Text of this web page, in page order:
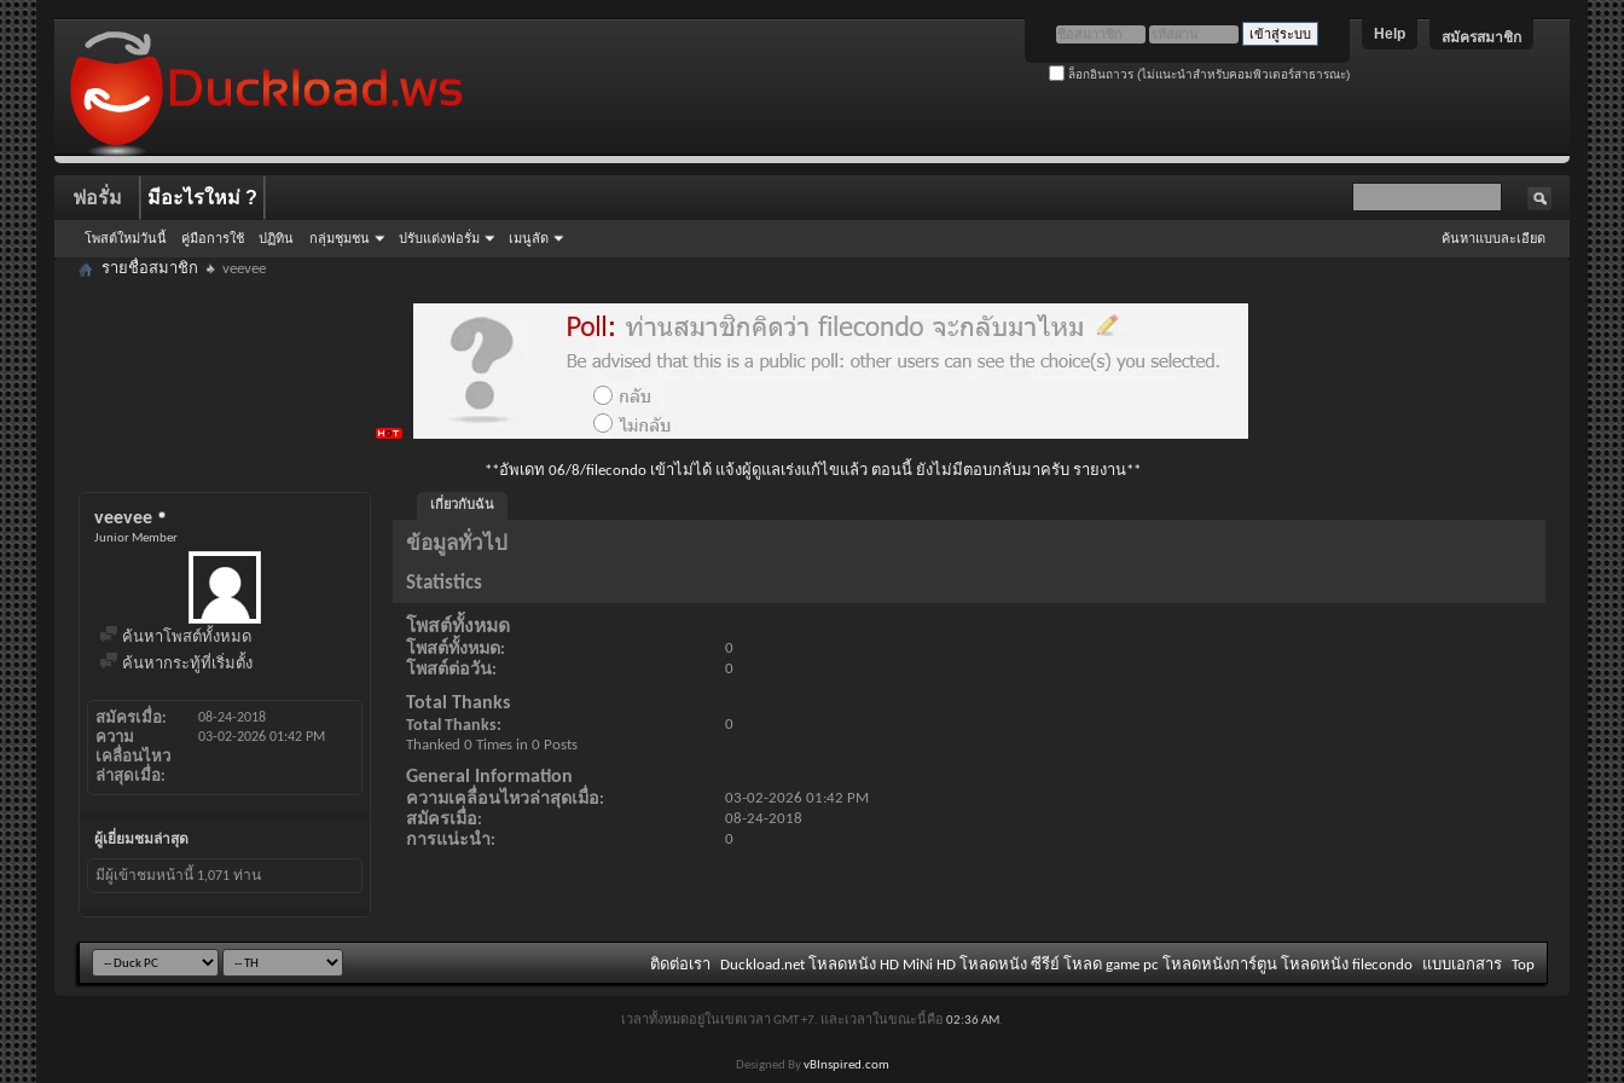
สมัครสมาชิก
Help
ล็อกอินถาวร (ไม่แนะนำสำหรับคอมพิวเตอร์สาธารณะ)
ฟอรั่ม
โพสต์ใหม่วันนี้ คู่มือการใช้ ปฏิทิน กลุ่มชุมชน ปรับแต่งฟอรั่ม เมนูลัด
มีอะไรใหม่ ?
ค้นหาแบบละเอียด
รายชื่อสมาชิก veevee
**อัพเดท 06/8/filecondo เข้าไม่ได้ แจ้งผู้ดูแลเร่งแก้ไขแล้ว ตอนนี้ ยังไม่มีตอบกลับมาครับ รายงาน**
veevee
Junior Member
ค้นหาโพสต์ทั้งหมด
ค้นหากระทู้ที่เริ่มตั้ง
สมัครเมื่อ 08-24-2018
ความ
เคลื่อนไหว
ล่าสุดเมื่อ
03-02-2026 01:42 PM
ผู้เยี่ยมชมล่าสุด
มีผู้เข้าชมหน้านี้ 1,071 ท่าน
เกี่ยวกับฉัน
ข้อมูลทั่วไป
Statistics
โพสต์ทั้งหมด
โพสต์ทั้งหมด 0
โพสต์ต่อวัน 0
Total Thanks
Total Thanks
0
Thanked 0 Times in 0 Posts
General Information
ความเคลื่อนไหวล่าสุดเมื่อ 03-02-202601:42 PM
สมัครเมื่อ 08-24-2018
การแน่ะนำ 0
ติดต่อเรา Duckload.net โหลดหนัง HD MiNi HD โหลดหนัง ซีรีย์ โหลด game pc โหลดหนังการ์ตูน โหลดหนัง filecondo แบบเอกสาร Top
เวลาทั้งหมดอยู่ในเขตเวลา GMT +7. และเวลาในขณะนี้คือ 02:36 AM.
Designed ByvBInspired.com